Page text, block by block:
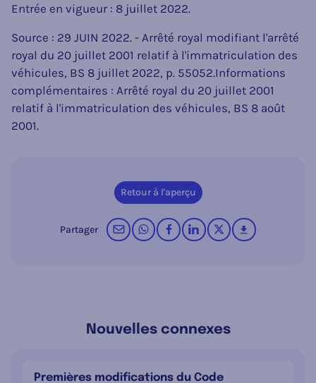
Entrée en vigueur : 8 juillet 2022.
Source : 29 JUIN 2022. - Arrêté royal modifiant l'arrêté
royal du 20 juillet 2001 relatif à l'immatriculation des
véhicules, BS 8 juillet 2022, p. 55052.Informations
complémentaires : Arrêté royal du 20 juillet 2001
relatif à l'immatriculation des véhicules, BS 8 août
2001.
Retour à l'aperçu
Partager par courrier électronique
sur WhatsApp
sur Facebook
sur LinkedIn
op X (Twitter)
télécharger
Nouvelles connexes
Premières modifications du Code